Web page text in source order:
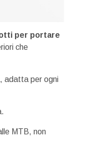
per portare
che
adatta per ogni
MTB, non